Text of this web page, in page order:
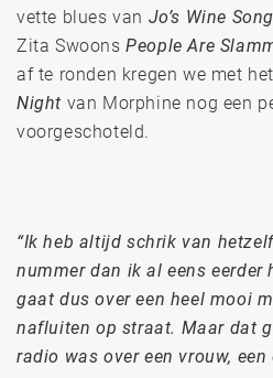
vette blues van Jo’s Wine Song
Zita SwoonsPeople Are
af te ronden kregen we met
Night van Morphine nog een
voorgeschoteld.
“Ik heb altijd schrik van
nummer dan ik al eens eerder
gaat dus over een heel mooi
nafluiten op straat. Maar dat
radio was over een vrouw,